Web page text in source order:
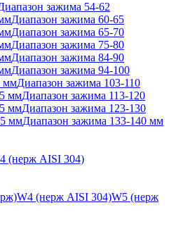
зажима 54-62
Диапазон зажима 60-65
Диапазон зажима 65-70
Диапазон зажима 75-80
Диапазон зажима 84-90
Диапазон зажима 94-100
ммДиапазон зажима 103-110
ммДиапазон зажима 113-120
ммДиапазон зажима 123-130
ммДиапазон зажима 133-140 мм
(нерж AISI 304)
W4 (нерж AISI 304)W5 (нерж